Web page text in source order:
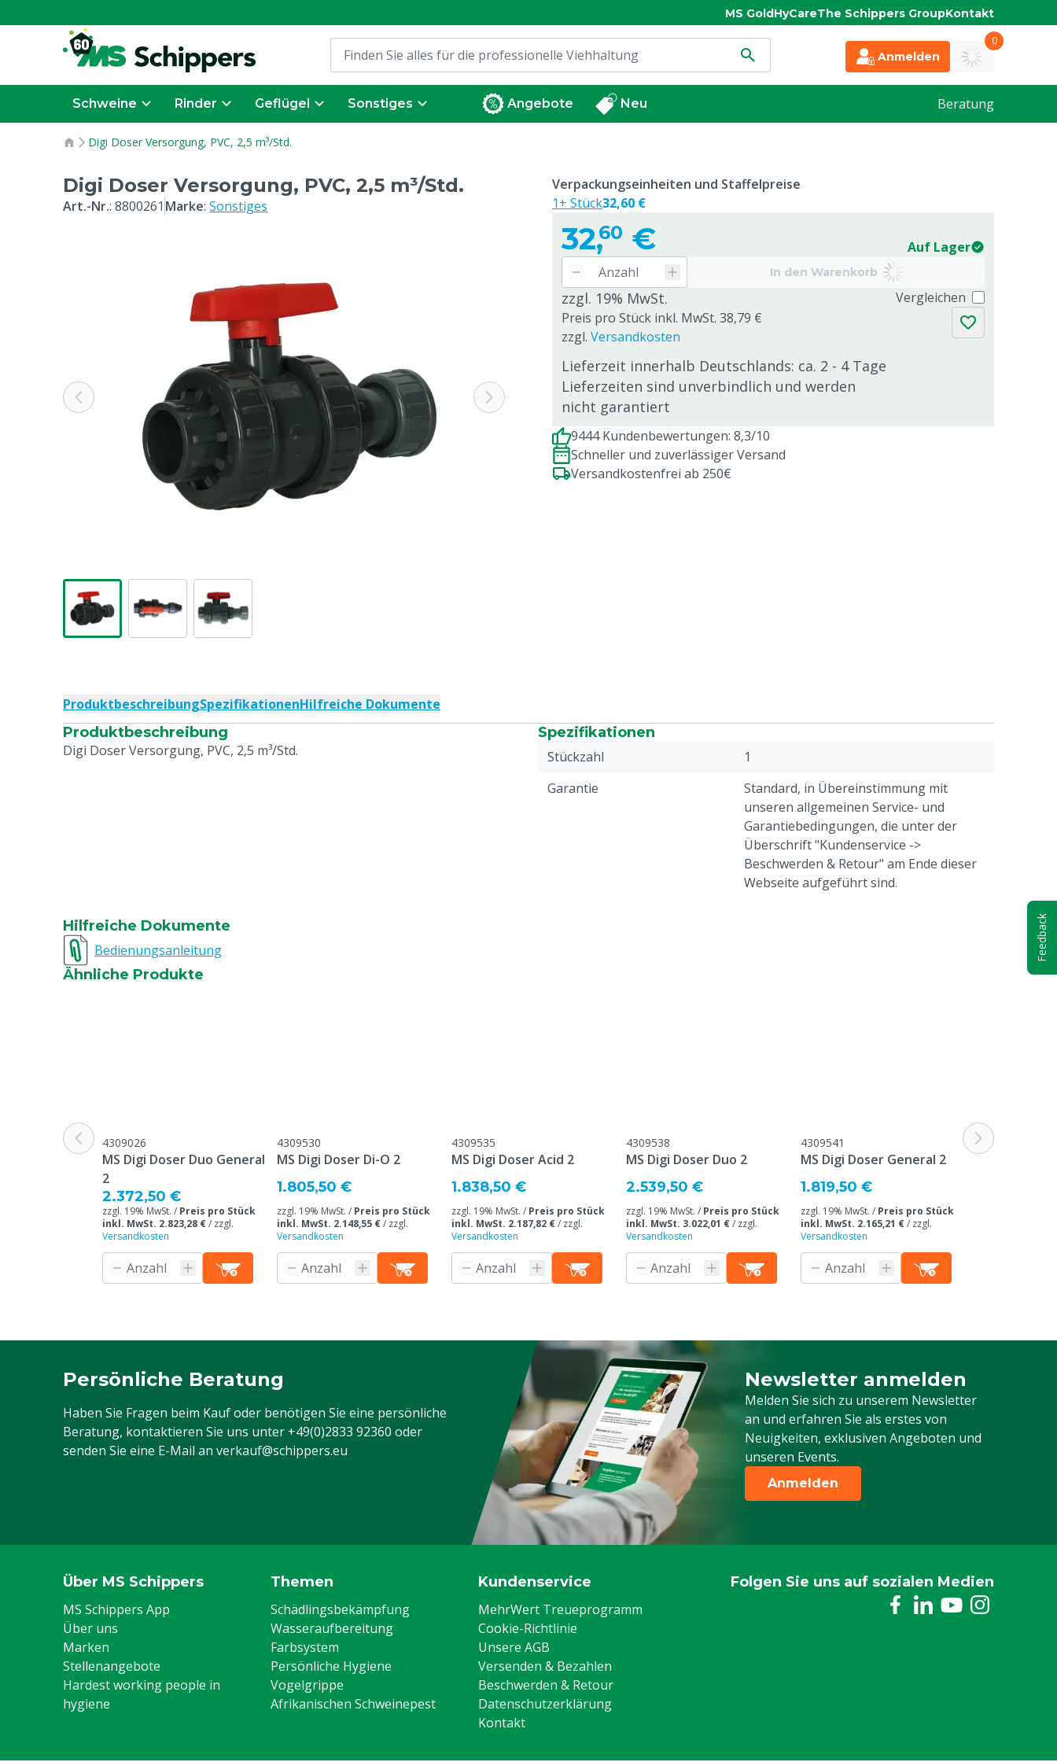
MS GoldHyCareThe Schippers GroupKontakt
Anmelden
0
Schweine Rinder Geflügel Sonstiges Angebote Neu Beratung
Digi Doser Versorgung, PVC, 2,5 m³/Std.
Digi Doser Versorgung, PVC, 2,5 m³/Std.
Art.-Nr.: 8800261 Marke: Sonstiges
32,60 € Auf Lager
In den Warenkorb
zzgl. 19% MwSt.
Preis pro Stück inkl. MwSt. 38,79 €
zzgl. Versandkosten
Lieferzeit innerhalb Deutschlands: ca. 2 - 4 Tage
Lieferzeiten sind unverbindlich und werden
nicht garantiert
Vergleichen
Verpackungseinheiten und Staffelpreise
1+ Stück32,60 €
9444 Kundenbewertungen: 8,3/10
Schneller und zuverlässiger Versand
Versandkostenfrei ab 250€
ProduktbeschreibungSpezifikationenHilfreiche Dokumente
Produktbeschreibung
Digi Doser Versorgung, PVC, 2,5 m³/Std.
Spezifikationen
Stückzahl
1
Garantie
Standard, in Übereinstimmung mit
unseren allgemeinen Service- und
Garantiebedingungen, die unter der
Überschrift "Kundenservice ->
Beschwerden & Retour" am Ende dieser
Webseite aufgeführt sind.
Hilfreiche Dokumente
Bedienungsanleitung
Ähnliche Produkte
4309026
MS Digi Doser Duo General
2
2.372,50 €
zzgl. 19% MwSt. / Preis pro Stück
inkl. MwSt. 2.823,28 €/ zzgl.
Versandkosten
4309530
MS Digi Doser Di-O 2
1.805,50 €
zzgl. 19% MwSt. / Preis pro Stück
inkl. MwSt. 2.148,55 €/ zzgl.
Versandkosten
4309535
MS Digi Doser Acid 2
1.838,50 €
zzgl. 19% MwSt. / Preis pro Stück
inkl. MwSt. 2.187,82 €/ zzgl.
Versandkosten
4309538
MS Digi Doser Duo 2
2.539,50 €
zzgl. 19% MwSt. / Preis pro Stück
inkl. MwSt. 3.022,01 €/ zzgl.
Versandkosten
4309541
MS Digi Doser General 2
1.819,50 €
zzgl. 19% MwSt. / Preis pro Stück
inkl. MwSt. 2.165,21 €/ zzgl.
Versandkosten
Persönliche Beratung
Haben Sie Fragen beim Kauf oder benötigen Sie eine persönliche
Beratung, kontaktieren Sie uns unter +49(0)2833 92360 oder
senden Sie eine E-Mail an verkauf@schippers.eu
Newsletter anmelden
Melden Sie sich zu unserem Newsletter
an und erfahren Sie als erstes von
Neuigkeiten, exklusiven Angeboten und
unseren Events.
Melden Sie sich für unseren Newsletter
Anmelden
Über MS Schippers
MS Schippers App
Über uns
Marken
Stellenangebote
Hardest working people in
hygiene
Themen
Schädlingsbekämpfung
Wasseraufbereitung
Farbsystem
Persönliche Hygiene
Vogelgrippe
Afrikanischen Schweinepest
Kundenservice
MehrWert Treueprogramm
Cookie-Richtlinie
Unsere AGB
Versenden & Bezahlen
Beschwerden & Retour
Datenschutzerklärung
Kontakt
Folgen Sie uns auf sozialen Medien
Feedback